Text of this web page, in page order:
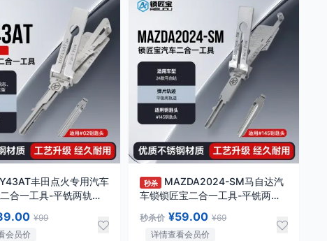
丰田点火专用汽车
合一工具-平铣两轨迹
¥99
会员价
秒杀
MAZDA2024-SM马自达汽
车锁锁匠宝二合一工具-平铣两轨
秒杀价 ¥59.00 ¥69
详情查看会员价